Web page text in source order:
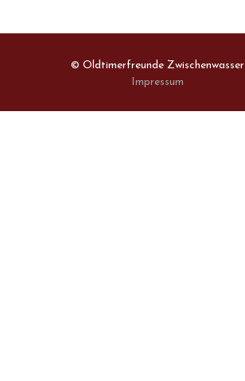
© Oldtimerfreunde Zwischenwasser
Impressum